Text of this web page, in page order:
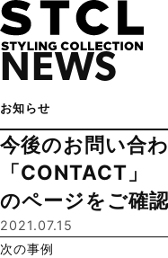
NEWS
お知らせ
今後のお問い合
「CONTACT」
のページをご確
2021.07.15
次の事例